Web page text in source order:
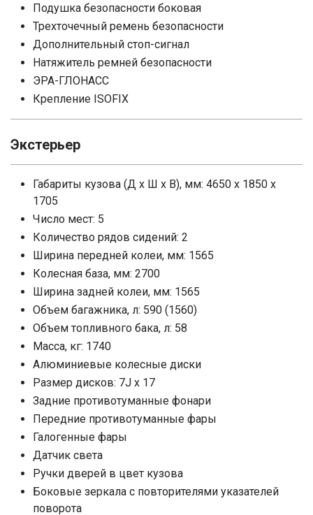
Подушка безопасности боковая
Трехточечный ремень безопасности
Дополнительный стоп-сигнал
Натяжитель ремней безопасности
ЭРА-ГЛОНАСС
Крепление ISOFIX
Экстерьер
Габариты кузова (Д x Ш x В), мм: 4650 x 1850 x
1705
Число мест: 5
Количество рядов сидений: 2
Ширина передней колеи, мм: 1565
Колесная база, мм: 2700
Ширина задней колеи, мм: 1565
Объем багажника, л: 590 (1560)
Объем топливного бака, л: 58
Масса, кг: 1740
Алюминиевые колесные диски
Размер дисков: 7J x 17
Задние противотуманные фонари
Передние противотуманные фары
Галогенные фары
Датчик света
Ручки дверей в цвет кузова
Боковые зеркала с повторителями указателей
поворота